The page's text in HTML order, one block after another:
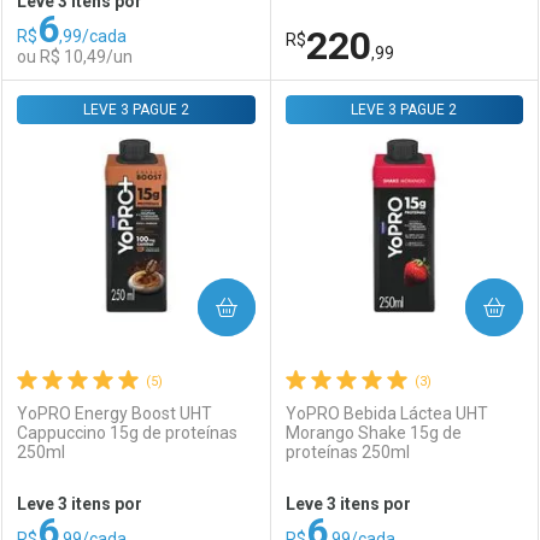
Comprar sem Desconto
Por R$ 305,99/cada
Comprar sem Desconto
Por R$ 305,99/cada
Comprar sem Desconto
Por R$ 48,99/cada
Por R$ 48,99/cada
R$6,99/cada
ou R$ 10,49/un
Laboratório
Por Menos
Comprar sem Desconto
R$220,99
Laboratório
Por Menos
Comprar sem Desconto
(5)
YoPRO Energy Boost UHT
Cappuccino 15g de proteínas
250ml
LEVE 3 PAGUE 2
Leve 3 itens por
COMPRAR
(3)
YoPRO Bebida Láctea UHT
Morango Shake 15g de
proteínas 250ml
LEVE 3 PAGUE 2
Leve 3 itens por
COMPRAR